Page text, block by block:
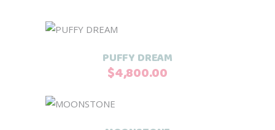
PUFFY DREAM
$4,800.00